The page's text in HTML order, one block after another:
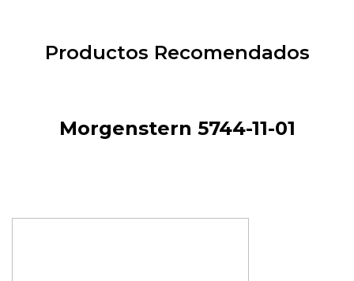
Productos Recomendados
Morgenstern 5744-11-01